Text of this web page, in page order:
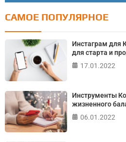
Тест: Как я
Онлайн тест на основе
Джулиана
САМОЕ ПОПУЛЯРНОЕ
Инстаграм для
для старта и
17.01.2022
Инструменты
жизненного
06.01.2022